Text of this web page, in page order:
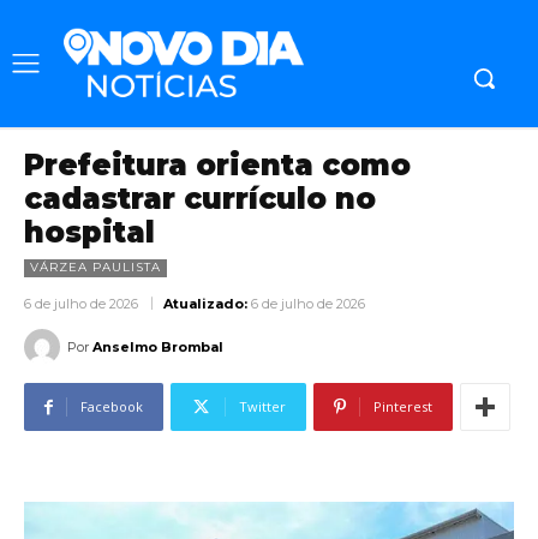
Prefeitura orienta como
cadastrar currículo no
hospital
VÁRZEA PAULISTA
6 de julho de 2026 Atualizado: 6 de julho de 2026
Por Anselmo Brombal
Facebook Twitter Pinterest